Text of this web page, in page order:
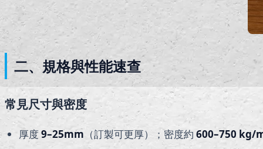
二、規格與性能速查
常見尺寸與密度
厚度 9–25mm （訂製可更厚）；密度約 600–750 kg/